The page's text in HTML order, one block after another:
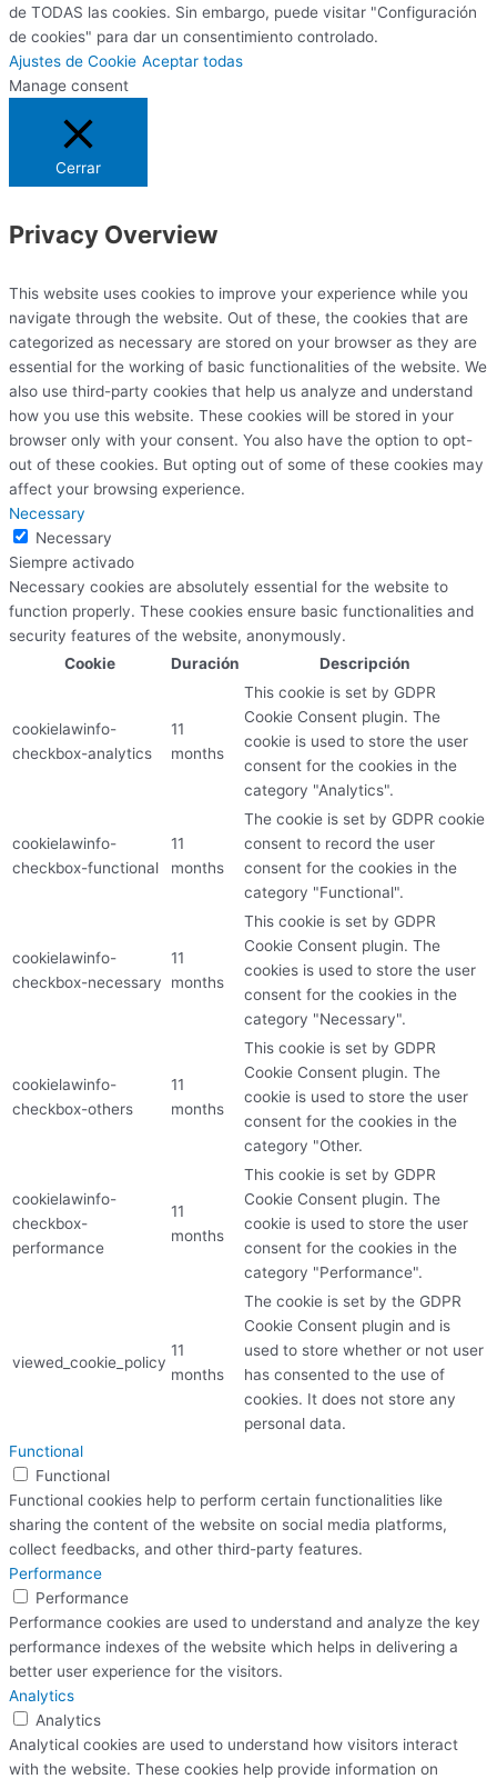
de TODAS las cookies. Sin embargo, puede visitar "Configuración
de cookies" para dar un consentimiento controlado.
Ajustes de Cookie Aceptar todas
Manage consent
Cerrar
Privacy Overview
This website uses cookies to improve your experience while you
navigate through the website. Out of these, the cookies that are
categorized as necessary are stored on your browser as they are
essential for the working of basic functionalities of the website. We
also use third-party cookies that help us analyze and understand
how you use this website. These cookies will be stored in your
browser only with your consent. You also have the option to opt-
out of these cookies. But opting out of some of these cookies may
affect your browsing experience.
Necessary
Necessary
Siempre activado
Necessary cookies are absolutely essential for the website to
function properly. These cookies ensure basic functionalities and
security features of the website, anonymously.
Cookie
Duración Descripción
cookielawinfo-
checkbox-analytics
11
months
This cookie is set by GDPR
Cookie Consent plugin. The
cookie is used to store the user
consent for the cookies in the
category "Analytics".
cookielawinfo-
checkbox-functional
11
months
The cookie is set by GDPR cookie
consent to record the user
consent for the cookies in the
category "Functional".
cookielawinfo-
checkbox-necessary
11
months
This cookie is set by GDPR
Cookie Consent plugin. The
cookies is used to store the user
consent for the cookies in the
category "Necessary".
cookielawinfo-
checkbox-others
11
months
This cookie is set by GDPR
Cookie Consent plugin. The
cookie is used to store the user
consent for the cookies in the
category "Other.
cookielawinfo-
checkbox-
performance
11
months
This cookie is set by GDPR
Cookie Consent plugin. The
cookie is used to store the user
consent for the cookies in the
category "Performance".
viewed_cookie_policy
11
months
The cookie is set by the GDPR
Cookie Consent plugin and is
used to store whether or not user
has consented to the use of
cookies. It does not store any
personal data.
Functional
Functional
Functional cookies help to perform certain functionalities like
sharing the content of the website on social media platforms,
collect feedbacks, and other third-party features.
Performance
Performance
Performance cookies are used to understand and analyze the key
performance indexes of the website which helps in delivering a
better user experience for the visitors.
Analytics
Analytics
Analytical cookies are used to understand how visitors interact
with the website. These cookies help provide information on